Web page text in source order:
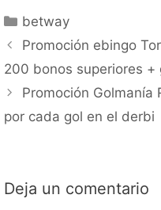
Categorías
betway
Promoción ebingo
200 bonos superiores +
Promoción Golmanía
por cada gol en el derbi
Deja un comentario